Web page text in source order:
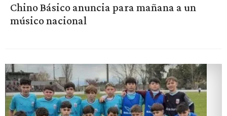
Chino Básico anuncia para mañana a un
músico nacional